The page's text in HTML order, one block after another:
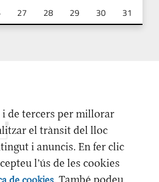
27 28 29 30 31
de tercers per millorar
el trànsit del lloc
i anuncis. En fer clic
l’ús de les cookies